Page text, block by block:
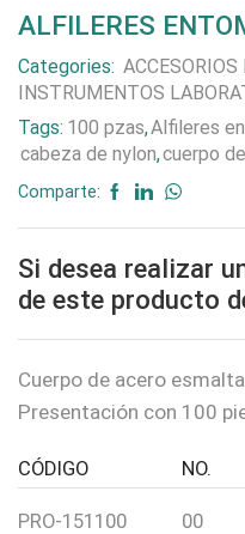
ALFILERES
Categories:
INSTRUMENTOS
Tags: 100 pzas,Alfileres
cabeza de nylon,cuerpo
Comparte:
Si desea realizar
de este producto
Cuerpo de acero
Presentación con 100
CÓDIGO NO.
PRO-151100 00